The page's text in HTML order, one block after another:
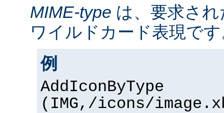
MIME-type は、要求さ
ワイルドカード表現で
例
AddIconByType
(IMG,/icons/